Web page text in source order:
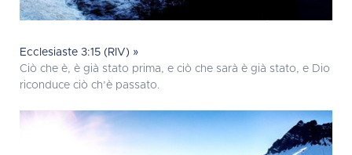
Ecclesiaste 3:15 (RIV) »
Ciò che è, è già stato prima, e ciò che sarà è già stato, e Dio
riconduce ciò ch’è passato.